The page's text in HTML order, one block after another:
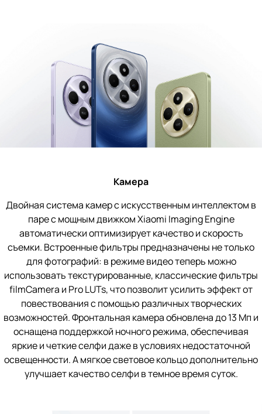
Камера
Двойная система камер с искусственным интеллектом в
паре с мощным движком Xiaomi Imaging Engine
автоматически оптимизирует качество и скорость
съемки. Встроенные фильтры предназначены не только
для фотографий: в режиме видео теперь можно
использовать текстурированные, классические фильтры
filmCamera и Pro LUTs, что позволит усилить эффект от
повествования с помощью различных творческих
возможностей. Фронтальная камера обновлена до 13 Мп и
оснащена поддержкой ночного режима, обеспечивая
яркие и четкие селфи даже в условиях недостаточной
освещенности. А мягкое световое кольцо дополнительно
улучшает качество селфи в темное время суток.